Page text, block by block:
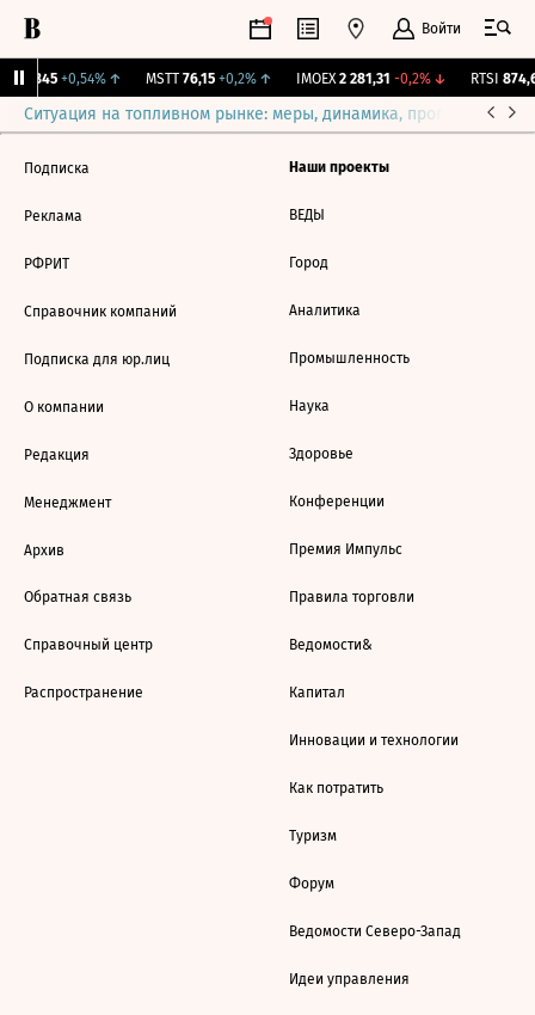
Войти
1,845 +0,54%↑ MSTT 76,15 +0,2%↑ IMOEX 2 281,31 -0,2%↓ RTSI
Ситуация на топливном рынке: меры, динамика, прогнозы
Подписка
Реклама
РФРИТ
Справочник компаний
Подписка для юр.лиц
О компании
Редакция
Менеджмент
Архив
Обратная связь
Справочный центр
Распространение
Наши проекты
ВЕДЫ
Город
Аналитика
Промышленность
Наука
Здоровье
Конференции
Премия Импульс
Правила торговли
Ведомости&
Капитал
Инновации и технологии
Как потратить
Туризм
Форум
Ведомости Северо-Запад
Идеи управления